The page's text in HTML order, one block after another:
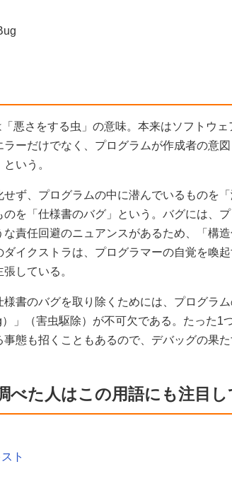
悪さをする虫」の意味。本来はソフトウ
ラーだけでなく、プログラムが作成者の意
いう。
せず、プログラムの中に潜んでいるものを
のを「仕様書のバグ」という。バグには、
な責任回避のニュアンスがあるため、「構
ダイクストラは、プログラマーの自覚を喚
している。
様書のバグを取り除くためには、プログラ
」（害虫駆除）が不可欠である。たった1
事態も招くこともあるので、デバッグの果
べた人はこの用語にも注目
ト